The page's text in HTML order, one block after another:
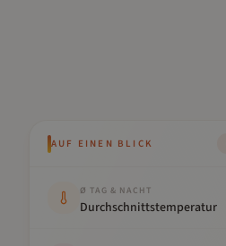
AUF EINEN BLICK
Ø TAG & NACHT
Durchschnittstemperatur